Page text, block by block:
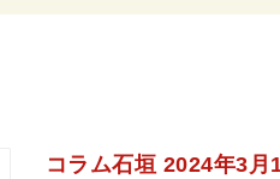
コラム石垣 2024年3月